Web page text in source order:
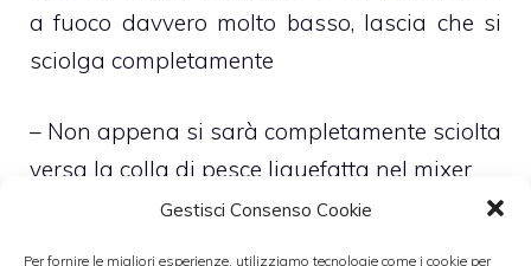
Gestisci Consenso Cookie
Per fornire le migliori esperienze, utilizziamo tecnologie come i cookie per
a fuoco davvero molto basso, lascia che si
sciolga completamente
– Non appena si sarà completamente sciolta
versa la colla di pesce liquefatta nel mixer